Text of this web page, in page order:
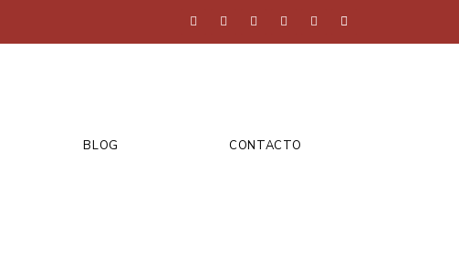
BLOG CONTACTO